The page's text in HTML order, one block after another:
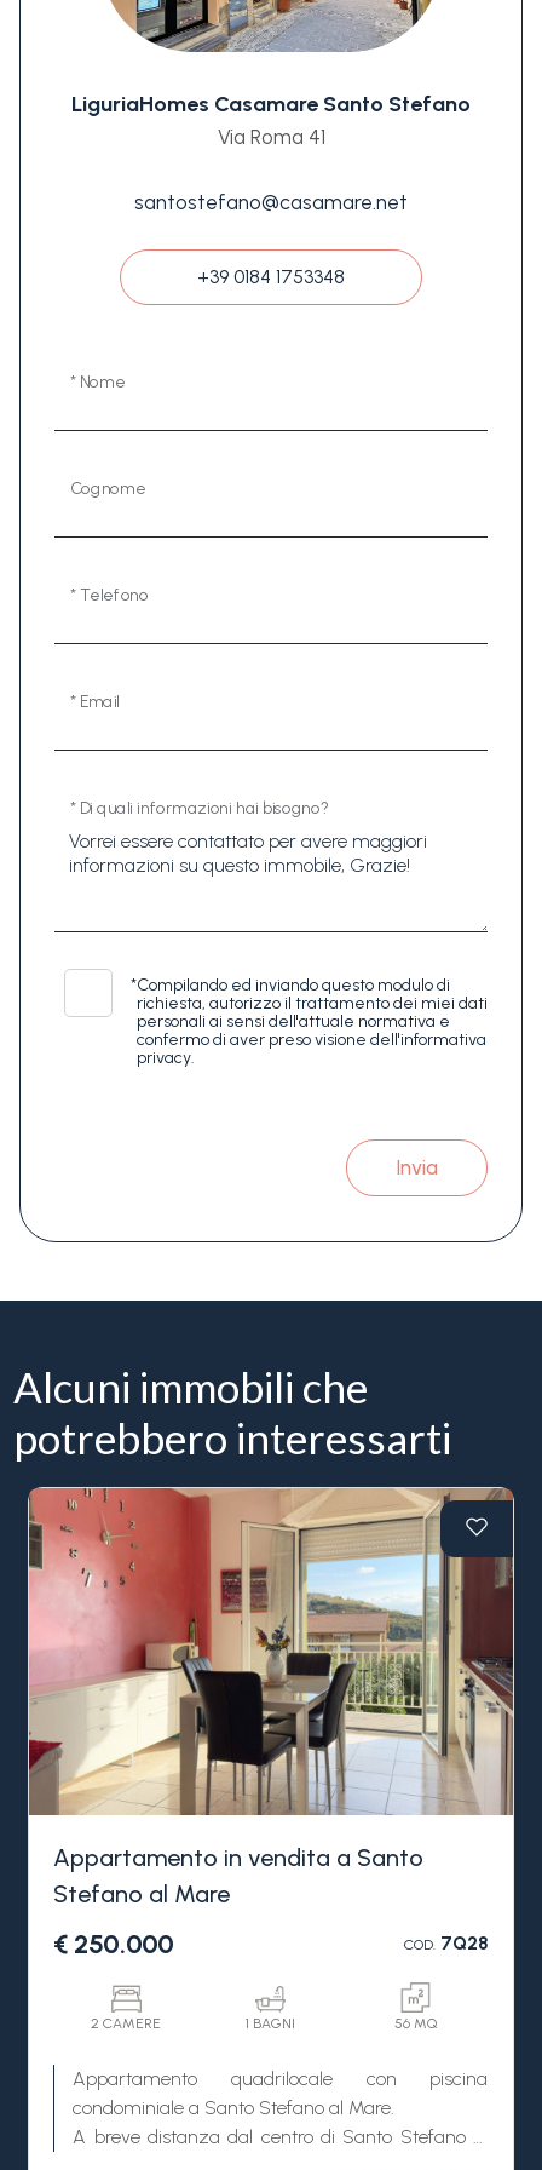
LiguriaHomes Casamare Santo Stefano
Via Roma 41
santostefano@casamare.net
+39 0184 1753348
* Nome
Cognome
* Telefono
* Email
* Di quali informazioni hai bisogno?
*Compilando ed inviando questo modulo di
richiesta, autorizzo il trattamento dei miei dati
personali ai sensi dell'attuale normativa e
confermo di aver preso visione dell'informativa
privacy.
Invia
Alcuni immobili che
potrebbero interessarti
Appartamento in vendita a Santo
Stefano al Mare
€ 250.000 COD.7Q28
2 CAMERE 1 BAGNI 56 MQ
Appartamento quadrilocale con piscina
condominiale a Santo Stefano al Mare.
A breve distanza dal centro di Santo Stefano al